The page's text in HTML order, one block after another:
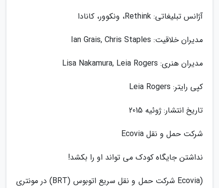
آژانس تبلیغاتی: Rethink، ونکوور، کانادا
مدیران خلاقیت: Ian Grais, Chris Staples
مدیران هنری: Lisa Nakamura, Leia Rogers
کپی رایتر: Leia Rogers
تاریخ انتشار: ژوئیه 2015
شرکت حمل و نقل Ecovia
نداشتن جایگاه کودک می تواند او را بکشد!
(Ecovia شرکت حمل و نقل سریع اتوبوس (BRT) در مونتری